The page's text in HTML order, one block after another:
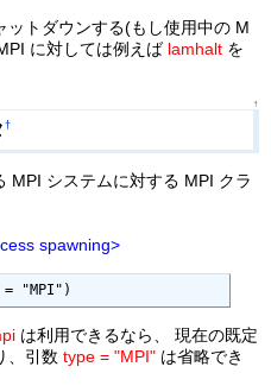
ットダウンする(もし使用中の M
に対しては例えば lamhalt を
↑
†
MPI システムに対する MPI クラ
spawning>
"MPI")
は利用できるなら、 現在の既定
、引数type = "MPI" は省略でき